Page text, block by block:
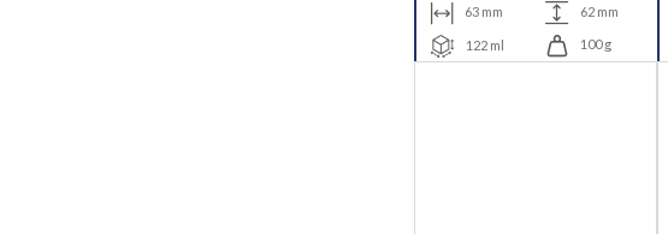
63 mm 62 mm
122 ml 100 g